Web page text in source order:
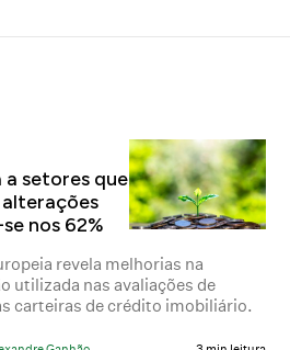
a setores que
nos 62%
revela melhorias na
utilizada nas avaliações de
carteiras de crédito imobiliário.